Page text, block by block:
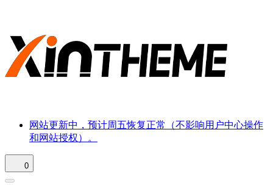
网站更新中，预计周五恢复正常（不影响用户中心操作
和网站授权）。
0